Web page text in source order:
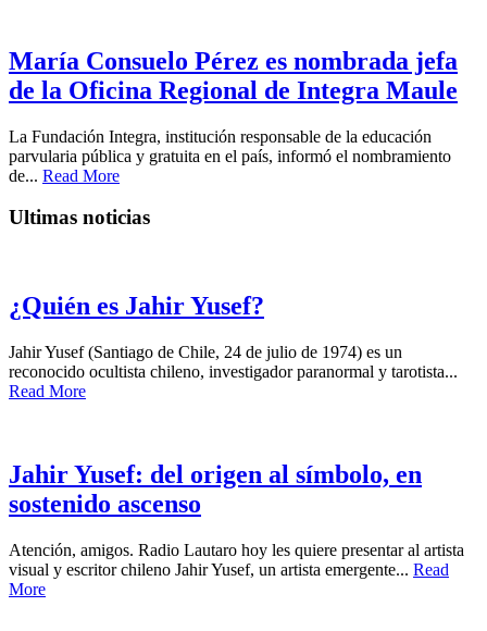
María Consuelo Pérez es nombrada jefa
de la Oficina Regional de Integra Maule
La Fundación Integra, institución responsable de la educación
parvularia pública y gratuita en el país, informó el nombramiento
de... Read More
Ultimas noticias
¿Quién es Jahir Yusef?
Jahir Yusef (Santiago de Chile, 24 de julio de 1974) es un
reconocido ocultista chileno, investigador paranormal y tarotista...
Read More
Jahir Yusef: del origen al símbolo, en
sostenido ascenso
Atención, amigos. Radio Lautaro hoy les quiere presentar al artista
visual y escritor chileno Jahir Yusef, un artista emergente... Read
More